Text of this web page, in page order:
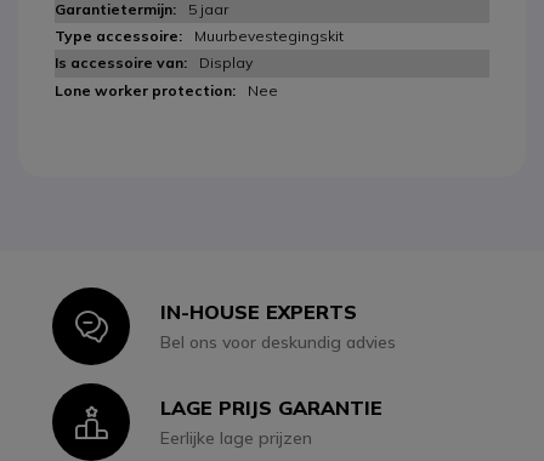
5 jaar
Muurbevestegingskit
Display
Nee
IconIN-HOUSE EXPERTS
Bel ons voor deskundig advies
IconLAGE PRIJS GARANTIE
Eerlijke lage prijzen